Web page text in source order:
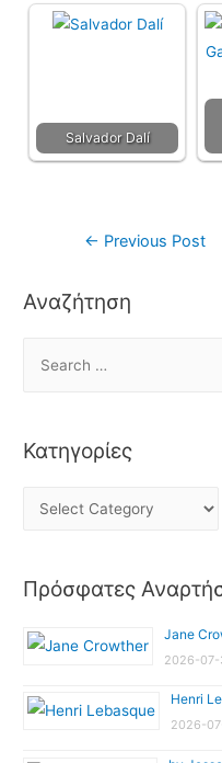
Salvador Dalí
← Previous Post
Αναζήτηση
Κατηγορίες
Πρόσφατες
Jane
2026-07-
Henri
2026-